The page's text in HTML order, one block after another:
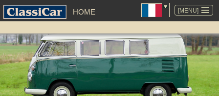
[MENU]
HOME
ALLER
AU
CONTENU